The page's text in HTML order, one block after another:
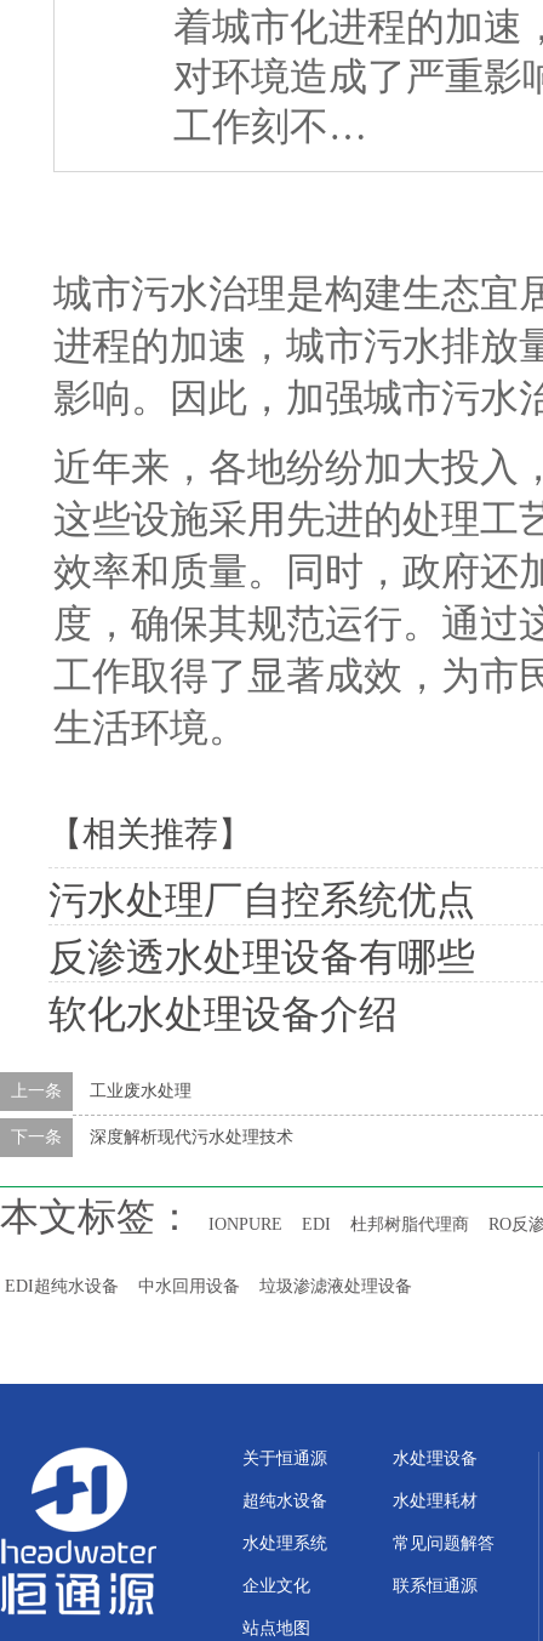
着城市化进程的加速
对环境造成了严重影
工作刻不…
城市污水治理是构建生态宜
进程的加速，城市污水排放
影响。因此，加强城市污水
近年来，各地纷纷加大投入
这些设施采用先进的处理工
效率和质量。同时，政府还
度，确保其规范运行。通过
工作取得了显著成效，为市
生活环境。
【相关推荐】
污水处理厂自控系统优点
反渗透水处理设备有哪些
软化水处理设备介绍
上一条 工业废水处理
下一条 深度解析现代污水处理技术
本文标签： IONPURE EDI 杜邦树脂代理商 RO反
EDI超纯水设备 中水回用设备 垃圾渗滤液处理设备
关于恒通源 水处理设备
超纯水设备 水处理耗材
水处理系统 常见问题解答
企业文化 联系恒通源
站点地图